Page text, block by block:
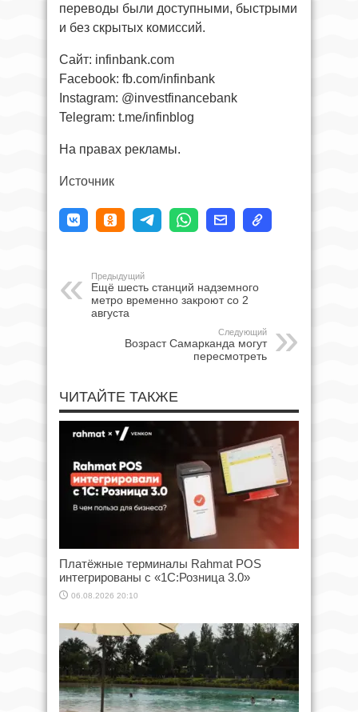
переводы были доступными, быстрыми
и без скрытых комиссий.
Сайт: infinbank.com
Facebook: fb.com/infinbank
Instagram: @investfinancebank
Telegram: t.me/infinblog
На правах рекламы.
Источник
Предыдущий
Ещё шесть станций надземного
метро временно закроют со 2
августа
Следующий
Возраст Самарканда могут
пересмотреть
ЧИТАЙТЕ ТАКЖЕ
Платёжные терминалы Rahmat POS
интегрированы с «1С:Розница 3.0»
06.08.2026 20:10